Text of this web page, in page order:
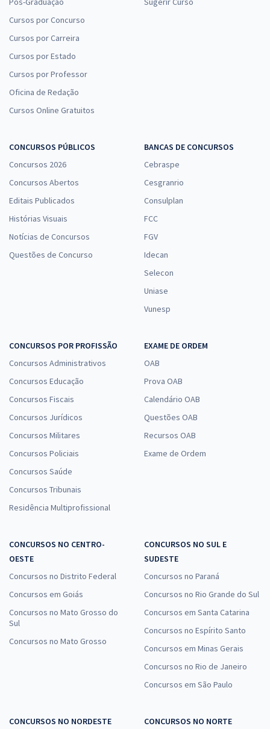
Cursos por Concurso
Cursos por Carreira
Cursos por Estado
Cursos por Professor
Oficina de Redação
Cursos Online Gratuitos
CONCURSOS PÚBLICOS
Concursos 2026
Concursos Abertos
Editais Publicados
Histórias Visuais
Notícias de Concursos
Questões de Concurso
BANCAS DE CONCURSOS
Cebraspe
Cesgranrio
Consulplan
FCC
FGV
Idecan
Selecon
Uniase
Vunesp
CONCURSOS POR PROFISSÃO
Concursos Administrativos
Concursos Educação
Concursos Fiscais
Concursos Jurídicos
Concursos Militares
Concursos Policiais
Concursos Saúde
Concursos Tribunais
Residência Multiprofissional
EXAME DE ORDEM
OAB
Prova OAB
Calendário OAB
Questões OAB
Recursos OAB
Exame de Ordem
CONCURSOS NO CENTRO-
OESTE
Concursos no Distrito Federal
Concursos em Goiás
Concursos no Mato Grosso do
Sul
Concursos no Mato Grosso
CONCURSOS NO SUL E
SUDESTE
Concursos no Paraná
Concursos no Rio Grande do Sul
Concursos em Santa Catarina
Concursos no Espírito Santo
Concursos em Minas Gerais
Concursos no Rio de Janeiro
Concursos em São Paulo
CONCURSOS NO NORDESTE
CONCURSOS NO NORTE